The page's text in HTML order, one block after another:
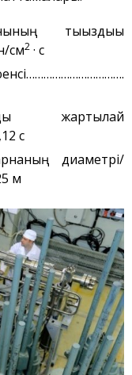
бағыты
нысанның
реакторларын
энергетика
тығыздығы
см2 · с
жартылай
с
диаметрі/
м